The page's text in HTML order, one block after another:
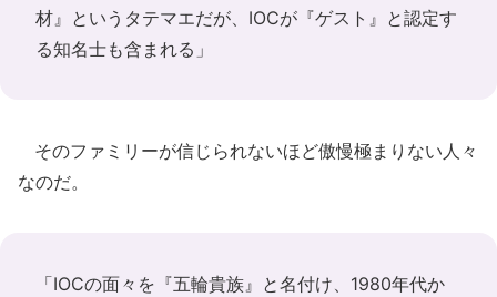
材』というタテマエだが、IOCが『ゲスト』と認定す
る知名士も含まれる」
そのファミリーが信じられないほど傲慢極まりない人々
なのだ。
「IOCの面々を『五輪貴族』と名付け、1980年代か